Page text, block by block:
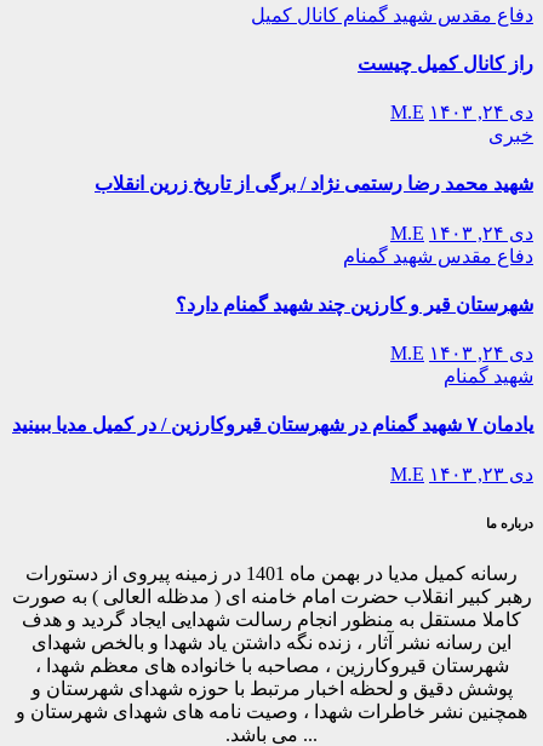
دفاع مقدس شهید گمنام کانال کمیل
راز کانال کمیل چیست
دی ۲۴, ۱۴۰۳
M.E
خبری
شهید محمد رضا رستمی نژاد / برگی از تاریخ زرین انقلاب
دی ۲۴, ۱۴۰۳
M.E
دفاع مقدس شهید گمنام
شهرستان قیر و کارزین چند شهید گمنام دارد؟
دی ۲۴, ۱۴۰۳
M.E
شهید گمنام
یادمان ۷ شهید گمنام در شهرستان قیروکارزین / در کمیل مدیا ببینید
دی ۲۳, ۱۴۰۳ M.E
درباره ما
رسانه کمیل مدیا در بهمن ماه 1401 در زمینه پیروی از دستورات
رهبر کبیر انقلاب حضرت امام خامنه ای ( مدظله العالی ) به صورت
کاملا مستقل به منظور انجام رسالت شهدایی ایجاد گردید و هدف
این رسانه نشر آثار ، زنده نگه داشتن یاد شهدا و بالخص شهدای
شهرستان قیروکارزین ، مصاحبه با خانواده های معظم شهدا ،
پوشش دقیق و لحظه اخبار مرتبط با حوزه شهدای شهرستان و
همچنین نشر خاطرات شهدا ، وصیت نامه های شهدای شهرستان و
... می باشد.